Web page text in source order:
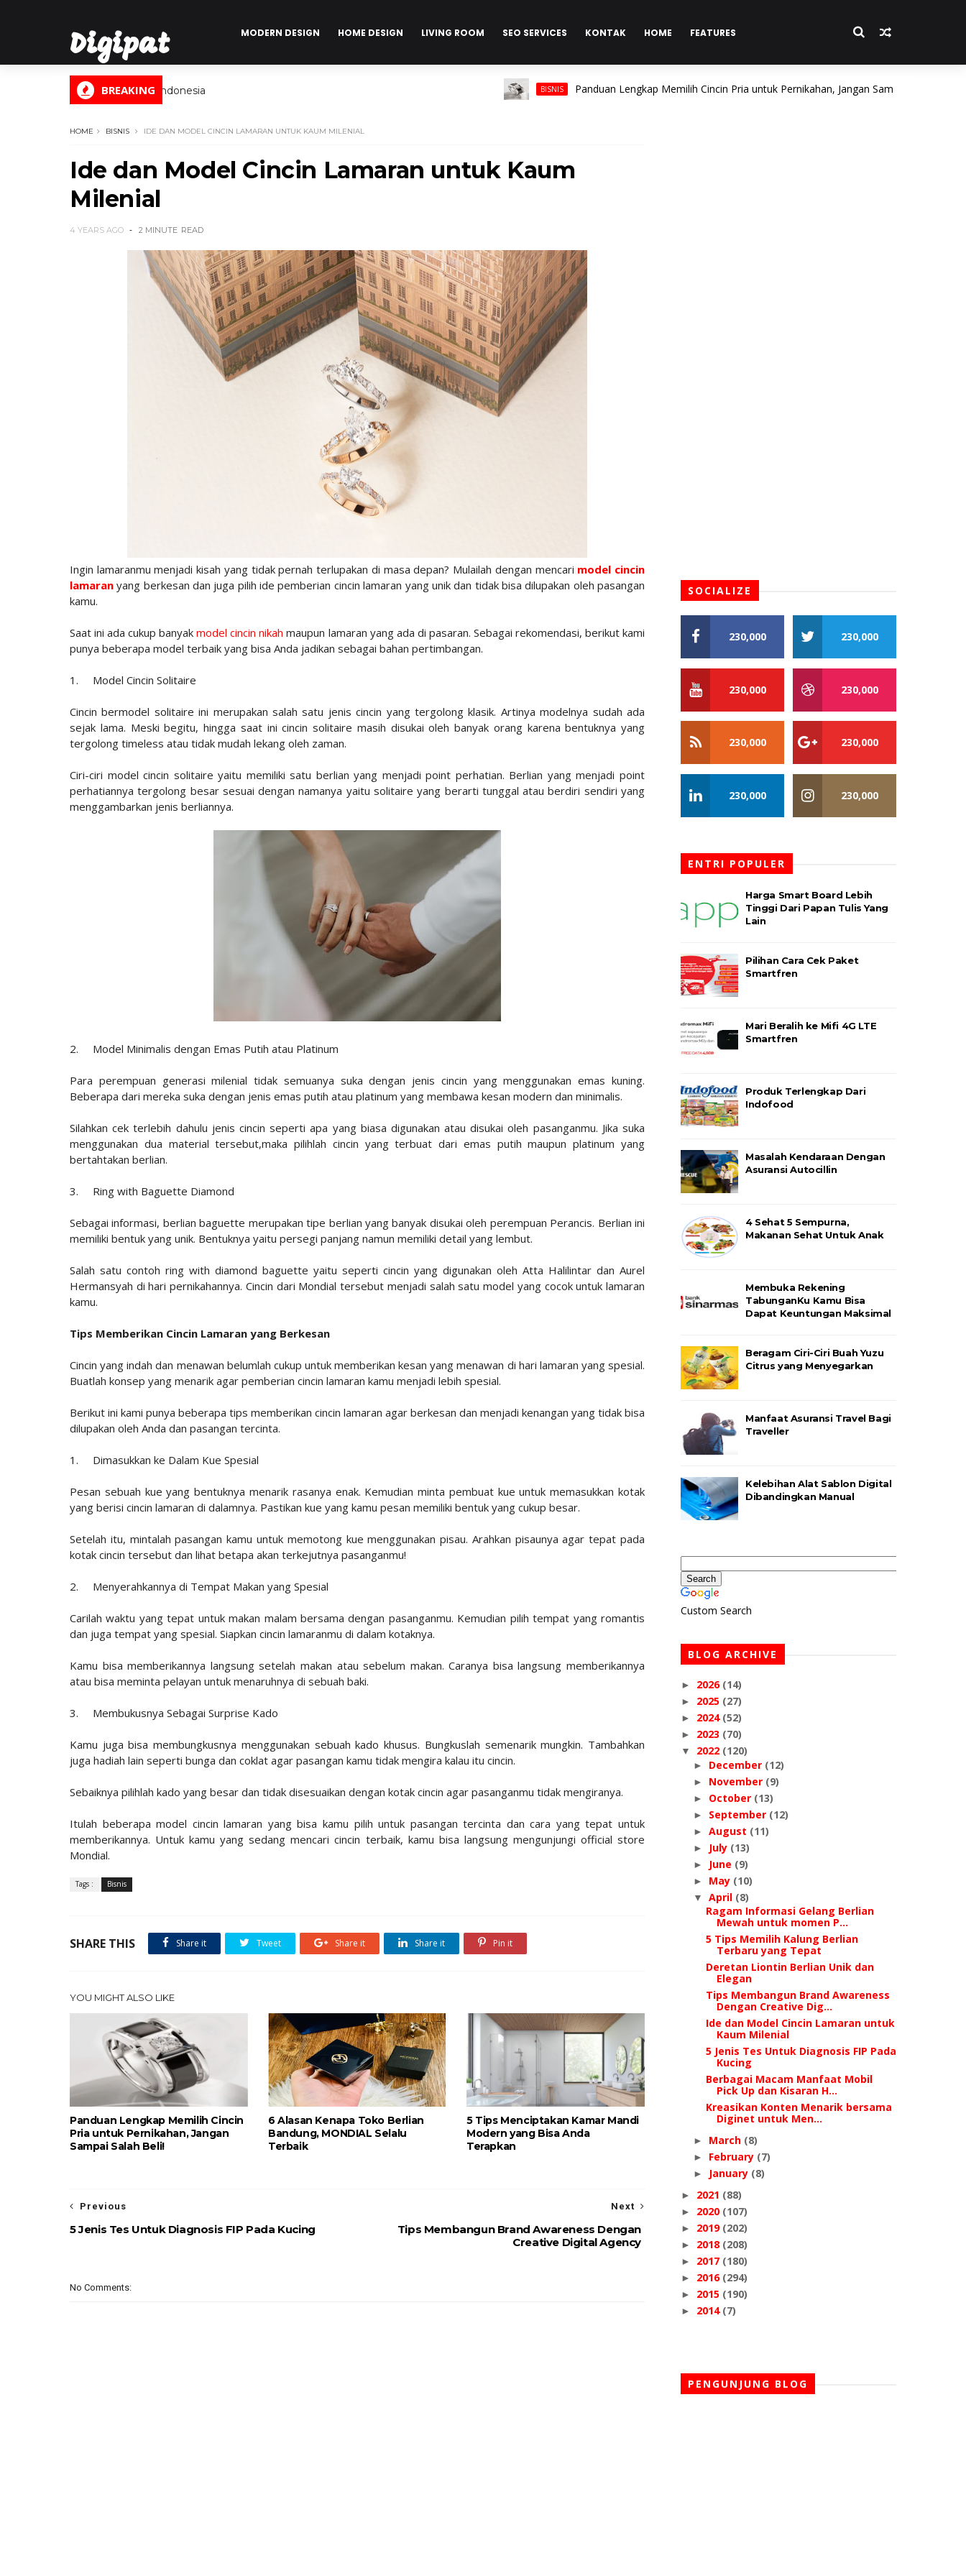
Digipat
Digital Informasi Indonesia
MODERN DESIGN HOME DESIGN LIVING ROOM SEO SERVICES KONTAK HOME FEATURES
BREAKING BISNIS Panduan Lengkap Memilih Cincin Pria untuk Pernikahan, Jangan Sampai Salah Beli!
HOME BISNIS IDE DAN MODEL CINCIN LAMARAN UNTUK KAUM MILENIAL
Ide dan Model Cincin Lamaran untuk Kaum
Milenial
4 YEARS AGO 2 MINUTE READ
Ingin lamaranmu menjadi kisah yang tidak pernah terlupakan di masa depan? Mulailah dengan mencari model cincin
lamaran yang berkesan dan juga pilih ide pemberian cincin lamaran yang unik dan tidak bisa dilupakan oleh pasangan
kamu.
Saat ini ada cukup banyakmodel cincin nikah maupun lamaran yang ada di pasaran. Sebagai rekomendasi, berikut kami
punya beberapa model terbaik yang bisa Anda jadikan sebagai bahan pertimbangan.
1. Model Cincin Solitaire
Cincin bermodel solitaire ini merupakan salah satu jenis cincin yang tergolong klasik. Artinya modelnya sudah ada
sejak lama. Meski begitu, hingga saat ini cincin solitaire masih disukai oleh banyak orang karena bentuknya yang
tergolong timeless atau tidak mudah lekang oleh zaman.
Ciri-ciri model cincin solitaire yaitu memiliki satu berlian yang menjadi point perhatian. Berlian yang menjadi point
perhatiannya tergolong besar sesuai dengan namanya yaitu solitaire yang berarti tunggal atau berdiri sendiri yang
menggambarkan jenis berliannya.
2. Model Minimalis dengan Emas Putih atau Platinum
Para perempuan generasi milenial tidak semuanya suka dengan jenis cincin yang menggunakan emas kuning.
Beberapa dari mereka suka dengan jenis emas putih atau platinum yang membawa kesan modern dan minimalis.
Silahkan cek terlebih dahulu jenis cincin seperti apa yang biasa digunakan atau disukai oleh pasanganmu. Jika suka
menggunakan dua material tersebut,maka pilihlah cincin yang terbuat dari emas putih maupun platinum yang
bertahtakan berlian.
3. Ring with Baguette Diamond
Sebagai informasi, berlian baguette merupakan tipe berlian yang banyak disukai oleh perempuan Perancis. Berlian ini
memiliki bentuk yang unik. Bentuknya yaitu persegi panjang namun memiliki detail yang lembut.
Salah satu contoh ring with diamond baguette yaitu seperti cincin yang digunakan oleh Atta Halilintar dan Aurel
Hermansyah di hari pernikahannya. Cincin dari Mondial tersebut menjadi salah satu model yang cocok untuk lamaran
kamu.
Tips Memberikan Cincin Lamaran yang Berkesan
Cincin yang indah dan menawan belumlah cukup untuk memberikan kesan yang menawan di hari lamaran yang spesial.
Buatlah konsep yang menarik agar pemberian cincin lamaran kamu menjadi lebih spesial.
Berikut ini kami punya beberapa tips memberikan cincin lamaran agar berkesan dan menjadi kenangan yang tidak bisa
dilupakan oleh Anda dan pasangan tercinta.
1. Dimasukkan ke Dalam Kue Spesial
Pesan sebuah kue yang bentuknya menarik rasanya enak. Kemudian minta pembuat kue untuk memasukkan kotak
yang berisi cincin lamaran di dalamnya. Pastikan kue yang kamu pesan memiliki bentuk yang cukup besar.
Setelah itu, mintalah pasangan kamu untuk memotong kue menggunakan pisau. Arahkan pisaunya agar tepat pada
kotak cincin tersebut dan lihat betapa akan terkejutnya pasanganmu!
2. Menyerahkannya di Tempat Makan yang Spesial
Carilah waktu yang tepat untuk makan malam bersama dengan pasanganmu. Kemudian pilih tempat yang romantis
dan juga tempat yang spesial. Siapkan cincin lamaranmu di dalam kotaknya.
Kamu bisa memberikannya langsung setelah makan atau sebelum makan. Caranya bisa langsung memberikannya
atau bisa meminta pelayan untuk menaruhnya di sebuah baki.
3. Membukusnya Sebagai Surprise Kado
Kamu juga bisa membungkusnya menggunakan sebuah kado khusus. Bungkuslah semenarik mungkin. Tambahkan
juga hadiah lain seperti bunga dan coklat agar pasangan kamu tidak mengira kalau itu cincin.
Sebaiknya pilihlah kado yang besar dan tidak disesuaikan dengan kotak cincin agar pasanganmu tidak mengiranya.
Itulah beberapa model cincin lamaran yang bisa kamu pilih untuk pasangan tercinta dan cara yang tepat untuk
memberikannya. Untuk kamu yang sedang mencari cincin terbaik, kamu bisa langsung mengunjungi official store
Mondial.
Tags : Bisnis
SHARE THIS Share it Tweet Share it Share it Pin it
YOU MIGHT ALSO LIKE
Panduan Lengkap Memilih Cincin
Pria untuk Pernikahan, Jangan
Sampai Salah Beli!
6 Alasan Kenapa Toko Berlian
Bandung, MONDIAL Selalu
Terbaik
5 Tips Menciptakan Kamar Mandi
Modern yang Bisa Anda
Terapkan
Next
Tips Membangun Brand Awareness Dengan
Creative Digital Agency
Previous
5 Jenis Tes Untuk Diagnosis FIP Pada Kucing
No Comments:
SOCIALIZE
230,000 230,000
230,000 230,000
230,000 230,000
230,000 230,000
ENTRI POPULER
Harga Smart Board Lebih
Tinggi Dari Papan Tulis Yang
Lain
Pilihan Cara Cek Paket
Smartfren
Mari Beralih ke Mifi 4G LTE
Smartfren
Produk Terlengkap Dari
Indofood
Masalah Kendaraan Dengan
Asuransi Autocillin
4 Sehat 5 Sempurna,
Makanan Sehat Untuk Anak
Membuka Rekening
TabunganKu Kamu Bisa
Dapat Keuntungan Maksimal
Beragam Ciri-Ciri Buah Yuzu
Citrus yang Menyegarkan
Manfaat Asuransi Travel Bagi
Traveller
Kelebihan Alat Sablon Digital
Dibandingkan Manual
Custom Search
BLOG ARCHIVE
► 2026 (14)
► 2025 (27)
► 2024 (52)
► 2023 (70)
▼ 2022 (120)
► December (12)
► November (9)
► October (13)
► September (12)
► August (11)
► July (13)
► June (9)
► May (10)
▼ April (8)
Ragam Informasi Gelang Berlian
Mewah untuk momen P...
5 Tips Memilih Kalung Berlian
Terbaru yang Tepat
Deretan Liontin Berlian Unik dan
Elegan
Tips Membangun Brand Awareness
Dengan Creative Dig...
Ide dan Model Cincin Lamaran untuk
Kaum Milenial
5 Jenis Tes Untuk Diagnosis FIP Pada
Kucing
Berbagai Macam Manfaat Mobil
Pick Up dan Kisaran H...
Kreasikan Konten Menarik bersama
Diginet untuk Men...
► March (8)
► February (7)
► January (8)
► 2021 (88)
► 2020 (107)
► 2019 (202)
► 2018 (208)
► 2017 (180)
► 2016 (294)
► 2015 (190)
► 2014 (7)
PENGUNJUNG BLOG